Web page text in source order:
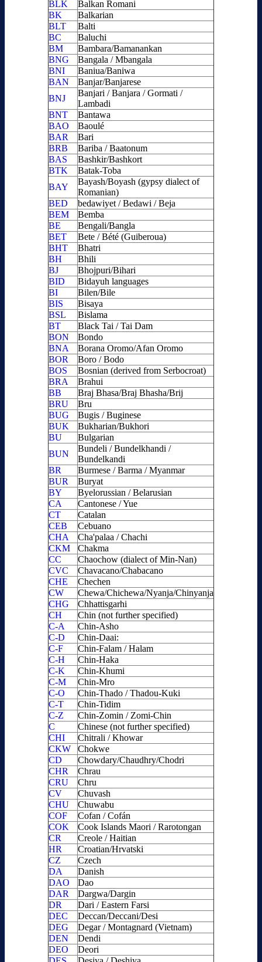
BLK
Balkan Romani
BK
Balkarian
BLT
Balti
BC
Baluchi
BM
Bambara/Bamanankan
BNG
Bangala / Mbangala
BNI
Baniua/Baniwa
BAN
Banjar/Banjarese
BNJ
Banjari / Banjara / Gormati /
Lambadi
BNT
Bantawa
BAO
Baoulé
BAR
Bari
BRB
Bariba / Baatonum
BAS
Bashkir/Bashkort
BTK
Batak-Toba
BAY
Bayash/Boyash (gypsy dialect of
Romanian)
BED
bedawiyet / Bedawi / Beja
BEM
Bemba
BE
Bengali/Bangla
BET
Bete / Bété (Guiberoua)
BHT
Bhatri
BH
Bhili
BJ
Bhojpuri/Bihari
BID
Bidayuh languages
BI
Bilen/Bile
BIS
Bisaya
BSL
Bislama
BT
Black Tai / Tai Dam
BON
Bondo
BNA
Borana Oromo/Afan Oromo
BOR
Boro / Bodo
BOS
Bosnian (derived from Serbocroat)
BRA
Brahui
BB
Braj Bhasa/Braj Bhasha/Brij
BRU
Bru
BUG
Bugis / Buginese
BUK
Bukharian/Bukhori
BU
Bulgarian
BUN
Bundeli / Bundelkhandi /
Bundelkandi
BR
Burmese / Barma / Myanmar
BUR
Buryat
BY
Byelorussian / Belarusian
CA
Cantonese / Yue
CT
Catalan
CEB
Cebuano
CHA
Cha'palaa / Chachi
CKM
Chakma
CC
Chaochow (dialect of Min-Nan)
CVC
Chavacano/Chabacano
CHE
Chechen
CW
Chewa/Chichewa/Nyanja/Chinyanja
CHG
Chhattisgarhi
CH
Chin (not further specified)
C-A
Chin-Asho
C-D
Chin-Daai:
C-F
Chin-Falam / Halam
C-H
Chin-Haka
C-K
Chin-Khumi
C-M
Chin-Mro
C-O
Chin-Thado / Thadou-Kuki
C-T
Chin-Tidim
C-Z
Chin-Zomin / Zomi-Chin
C
Chinese (not further specified)
CHI
Chitrali / Khowar
CKW
Chokwe
CD
Chowdary/Chaudhry/Chodri
CHR
Chrau
CRU
Chru
CV
Chuvash
CHU
Chuwabu
COF
Cofan / Cofán
COK
Cook Islands Maori / Rarotongan
CR
Creole / Haitian
HR
Croatian/Hrvatski
CZ
Czech
DA
Danish
DAO
Dao
DAR
Dargwa/Dargin
DR
Dari / Eastern Farsi
DEC
Deccan/Deccani/Desi
DEG
Degar / Montagnard (Vietnam)
DEN
Dendi
DEO
Deori